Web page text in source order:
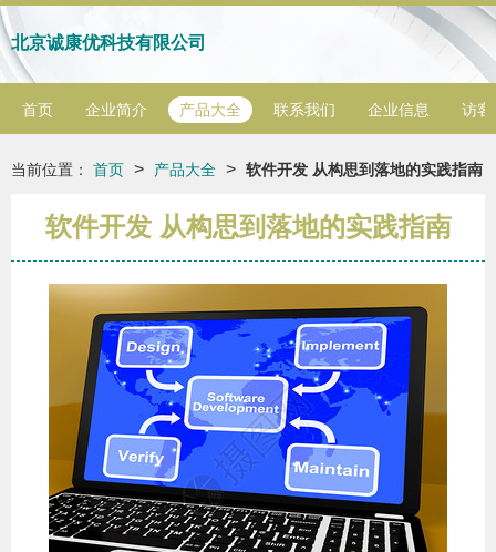
北京诚康优科技有限公司
首页 企业简介 产品大全 联系我们 企业信息 访客
当前位置： 首页 > 产品大全 > 软件开发 从构思到落地的实践指南
软件开发 从构思到落地的实践指南